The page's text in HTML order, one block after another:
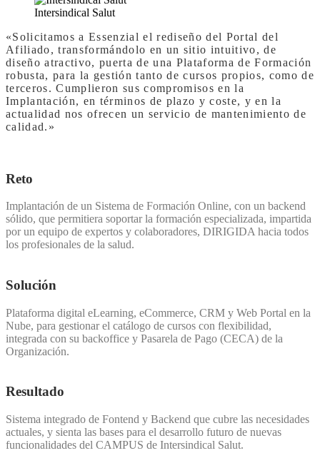
Intersindical Salut
«Solicitamos a Essenzial el rediseño del Portal del
Afiliado, transformándolo en un sitio intuitivo, de
diseño atractivo, puerta de una Plataforma de Formación
robusta, para la gestión tanto de cursos propios, como de
terceros. Cumplieron sus compromisos en la
Implantación, en términos de plazo y coste, y en la
actualidad nos ofrecen un servicio de mantenimiento de
calidad.»
Reto
Implantación de un Sistema de Formación Online, con un backend
sólido, que permitiera soportar la formación especializada, impartida
por un equipo de expertos y colaboradores, DIRIGIDA hacia todos
los profesionales de la salud.
Solución
Plataforma digital eLearning, eCommerce, CRM y Web Portal en la
Nube, para gestionar el catálogo de cursos con flexibilidad,
integrada con su backoffice y Pasarela de Pago (CECA) de la
Organización.
Resultado
Sistema integrado de Fontend y Backend que cubre las necesidades
actuales, y sienta las bases para el desarrollo futuro de nuevas
funcionalidades del CAMPUS de Intersindical Salut.